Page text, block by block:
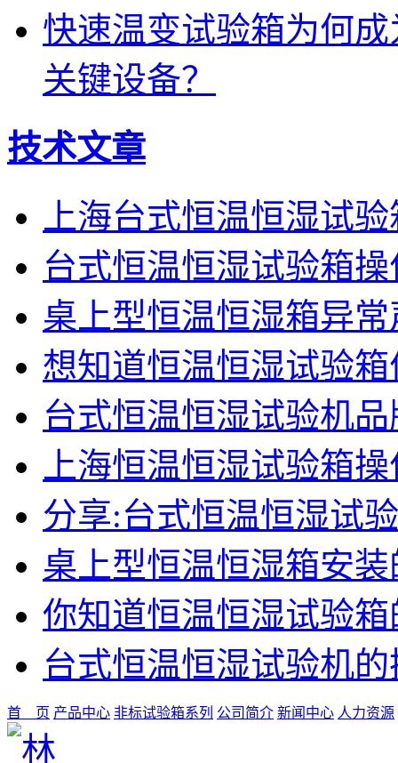
快速温变试验箱为何
关键设备？
技术文章
上海台式恒温恒湿试
台式恒温恒湿试验箱
桌上型恒温恒湿箱异
想知道恒温恒湿试验
台式恒温恒湿试验机
上海恒温恒湿试验箱
分享:台式恒温恒湿试
桌上型恒温恒湿箱安
你知道恒温恒湿试验
台式恒温恒湿试验机
首 页 产品中心 非标试验箱系列 公司简介 新闻中心 人力资源